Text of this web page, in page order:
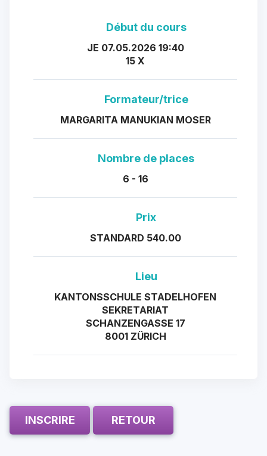
Début du cours
JE 07.05.2026 19:40
15 X
Formateur/trice
MARGARITA MANUKIAN MOSER
Nombre de places
6 - 16
Prix
STANDARD 540.00
Lieu
KANTONSSCHULE STADELHOFEN
SEKRETARIAT
SCHANZENGASSE 17
8001 ZÜRICH
INSCRIRE RETOUR